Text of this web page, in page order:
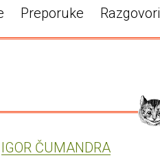
Preporuke Razgovori
IGOR ČUMANDRA